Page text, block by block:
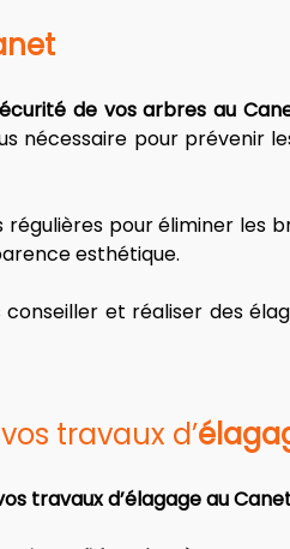
de vos arbres au
nécessaire pour prévenir
pour éliminer les
esthétique.
et réaliser des
travaux d’
travaux d’élagage au